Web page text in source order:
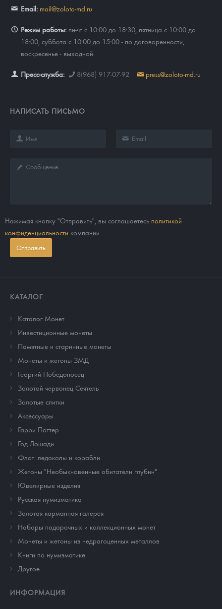
Email: mail@zoloto-md.ru
Режим работы: пн-чт с 10:00 до 18:30, пятница с 10:00 до
18:00, суббота с 10:00 до 15:00 - по договоренности,
воскресенье - выходной.
Пресс-служба: 8(968) 917-07-92 press@zoloto-md.ru
НАПИСАТЬ ПИСЬМО
Нажимая кнопку "Отправить", вы соглашаетесь политикой
конфиденциальности компании.
Отправить
КАТАЛОГ
Каталог Монет
Инвестиционные монеты
Памятные и старинные монеты
Монеты и жетоны ЗМД
Георгий Победоносец
Золотой червонец Сеятель
Золотые слитки
Аксессуары
Гарри Поттер
Год Лошади
Флот: ледоколы и корабли
Жетоны "Необыкновенные обитатели глубин"
Ювелирные изделия
Русская нумизматика
Золотая карманная галерея
Наборы подарочных и коллекционных монет
Монеты и жетоны из недрагоценных металлов
Книги по нумизматике
Другое
ИНФОРМАЦИЯ